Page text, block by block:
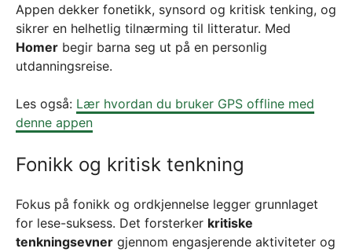
Appen dekker fonetikk, synsord og kritisk tenking, og
sikrer en helhetlig tilnærming til litteratur. Med
Homer begir barna seg ut på en personlig
utdanningsreise.
Les også: Lær hvordan du bruker GPS offline med
denne appen
Fonikk og kritisk tenkning
Fokus på fonikk og ordkjennelse legger grunnlaget
for lese-suksess. Det forsterker kritiske
tenkningsevner gjennom engasjerende aktiviteter og